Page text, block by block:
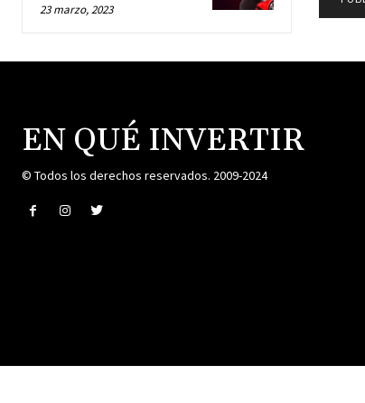
23 marzo, 2023
EN QUÉ INVERTIR
© Todos los derechos reservados. 2009-2024